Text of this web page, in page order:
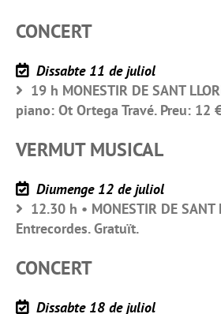
CONCERT
Dissabte 11 de juliol
19 h MONESTIR DE SANT
piano: Ot Ortega Travé. Preu: 12
VERMUT MUSICAL
Diumenge 12 de juliol
12.30 h • MONESTIR DE SANT
Entrecordes. Gratuït.
CONCERT
Dissabte 18 de juliol